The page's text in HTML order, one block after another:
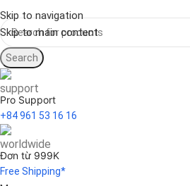
Skip to navigation
Skip to main content
Search
Pro Support
+84 961 53 16 16
Đơn từ 999K
Free Shipping*